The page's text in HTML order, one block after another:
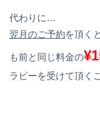
代わりに…
翌月のご予約を頂く
も前と同じ料金の
ラピーを受けて頂く